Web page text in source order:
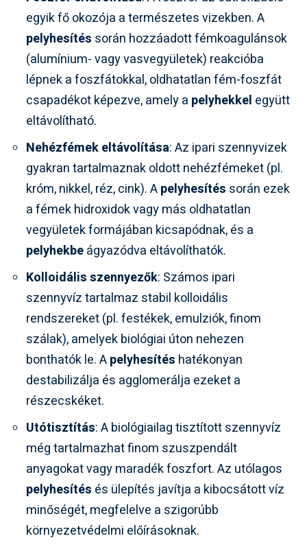
egyik fő okozója a természetes vizekben. A
pelyhesítés során hozzáadott fémkoagulánsok
(alumínium- vagy vasvegyületek) reakcióba
lépnek a foszfátokkal, oldhatatlan fém-foszfát
csapadékot képezve, amely a pelyhekkel együtt
eltávolítható.
Nehézfémek eltávolítása: Az ipari szennyvizek
gyakran tartalmaznak oldott nehézfémeket (pl.
króm, nikkel, réz, cink). Apelyhesítés során ezek
a fémek hidroxidok vagy más oldhatatlan
vegyületek formájában kicsapódnak, és a
pelyhekbeágyazódva eltávolíthatók.
Kolloidális szennyezők: Számos ipari
szennyvíz tartalmaz stabil kolloidális
rendszereket (pl. festékek, emulziók, finom
szálak), amelyek biológiai úton nehezen
bonthatók le. Apelyhesítés hatékonyan
destabilizálja és agglomerálja ezeket a
részecskéket.
Utótisztítás: A biológiailag tisztított szennyvíz
még tartalmazhat finom szuszpendált
anyagokat vagy maradék foszfort. Az utólagos
pelyhesítés és ülepítés javítja a kibocsátott víz
minőségét, megfelelve a szigorúbb
környezetvédelmi előírásoknak.